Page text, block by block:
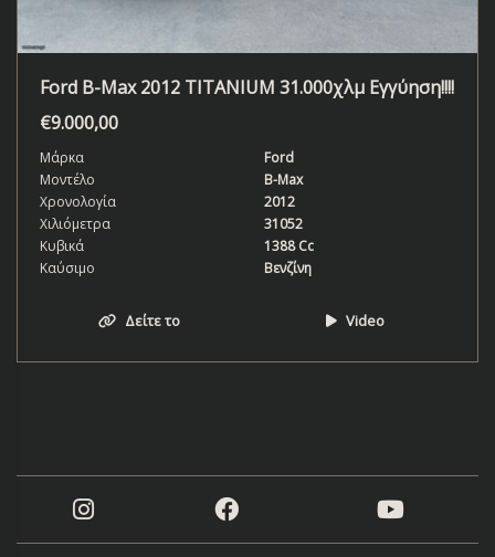
Ford B-Max 2012 TITANIUM 31.000χλμ Εγγύηση!!!!
€9.000,00
Μάρκα
Ford
Μοντέλο
B-Max
Χρονολογία
2012
Χιλιόμετρα
31052
Κυβικά
1388 Cc
Καύσιμο
Βενζίνη
Δείτε το Video